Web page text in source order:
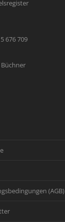
676 709
Büchner
(AGB)